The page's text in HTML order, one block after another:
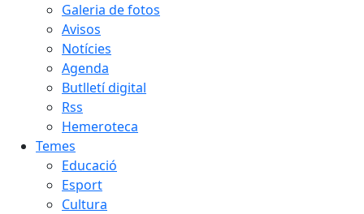
Galeria de fotos
Avisos
Notícies
Agenda
Butlletí digital
Rss
Hemeroteca
Temes
Educació
Esport
Cultura